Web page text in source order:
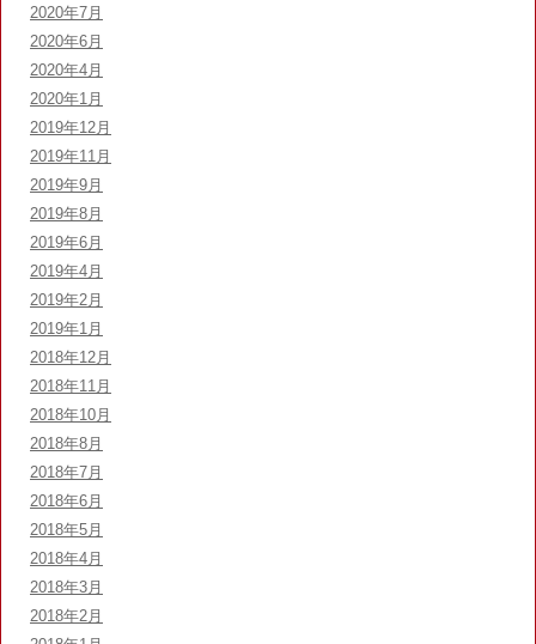
2020年7月
2020年6月
2020年4月
2020年1月
2019年12月
2019年11月
2019年9月
2019年8月
2019年6月
2019年4月
2019年2月
2019年1月
2018年12月
2018年11月
2018年10月
2018年8月
2018年7月
2018年6月
2018年5月
2018年4月
2018年3月
2018年2月